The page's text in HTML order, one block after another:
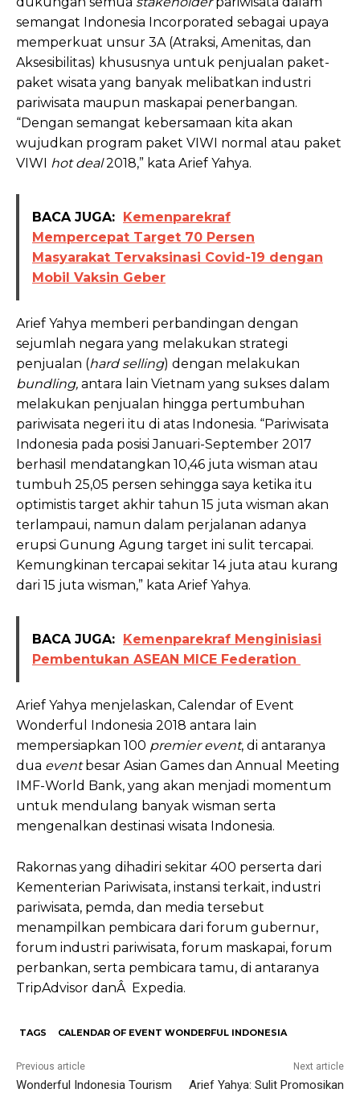
semangat Indonesia Incorporated sebagai upaya
memperkuat unsur 3A (Atraksi, Amenitas, dan
Aksesibilitas) khususnya untuk penjualan paket-
paket wisata yang banyak melibatkan industri
pariwisata maupun maskapai penerbangan.
“Dengan semangat kebersamaan kita akan
wujudkan program paket VIWI normal atau paket
VIWI hot deal2018,” kata Arief Yahya.
BACA JUGA: Kemenparekraf
Mempercepat Target 70 Persen
Masyarakat Tervaksinasi Covid-19 dengan
Mobil Vaksin Geber
Arief Yahya memberi perbandingan dengan
sejumlah negara yang melakukan strategi
penjualan (hard selling) dengan melakukan
bundling, antara lain Vietnam yang sukses dalam
melakukan penjualan hingga pertumbuhan
pariwisata negeri itu di atas Indonesia. “Pariwisata
Indonesia pada posisi Januari-September 2017
berhasil mendatangkan 10,46 juta wisman atau
tumbuh 25,05 persen sehingga saya ketika itu
optimistis target akhir tahun 15 juta wisman akan
terlampaui, namun dalam perjalanan adanya
erupsi Gunung Agung target ini sulit tercapai.
Kemungkinan tercapai sekitar 14 juta atau kurang
dari 15 juta wisman,” kata Arief Yahya.
BACA JUGA: Kemenparekraf Menginisiasi
Pembentukan ASEAN MICE Federation
Arief Yahya menjelaskan, Calendar of Event
Wonderful Indonesia 2018 antara lain
mempersiapkan 100 premier event, di antaranya
dua eventbesar Asian Games dan Annual Meeting
IMF-World Bank, yang akan menjadi momentum
untuk mendulang banyak wisman serta
mengenalkan destinasi wisata Indonesia.
Rakornas yang dihadiri sekitar 400 perserta dari
Kementerian Pariwisata, instansi terkait, industri
pariwisata, pemda, dan media tersebut
menampilkan pembicara dari forum gubernur,
forum industri pariwisata, forum maskapai, forum
perbankan, serta pembicara tamu, di antaranya
TripAdvisor danÂ Expedia.
TAGS CALENDAR OF EVENT WONDERFUL INDONESIA
Previous article
Wonderful Indonesia Tourism
Next article
Arief Yahya: Sulit Promosikan